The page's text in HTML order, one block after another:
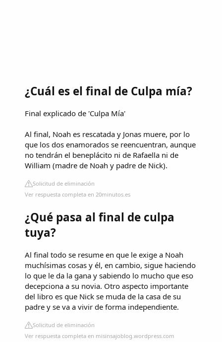
¿Cuál es el final de Culpa mía?
Final explicado de 'Culpa Mía'
Al final, Noah es rescatada y Jonas muere, por lo
que los dos enamorados se reencuentran, aunque
no tendrán el beneplácito ni de Rafaella ni de
William (madre de Noah y padre de Nick).
Solicitud de eliminación
Ver respuesta completa en 20minutos.es
¿Qué pasa al final de culpa
tuya?
Al final todo se resume en que le exige a Noah
muchísimas cosas y él, en cambio, sigue haciendo
lo que le da la gana y sabiendo lo mucho que eso
decepciona a su novia. Otro aspecto importante
del libro es que Nick se muda de la casa de su
padre y se va a vivir de forma independiente.
Solicitud de eliminación
Ver respuesta completa en misinsajoblog.wordpress.com